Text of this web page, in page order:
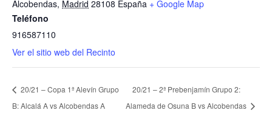
Alcobendas, Madrid 28108 España + Google Map
Teléfono
916587110
Ver el sitio web del Recinto
20/21 – Copa 1ª Alevín Grupo
B: Alcalá A vs Alcobendas A
20/21 – 2ª Prebenjamín Grupo 2:
Alameda de Osuna B vs Alcobendas